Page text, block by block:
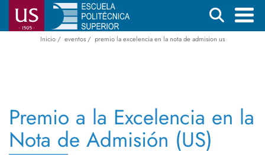
Pasar
Buscar
MenúInicio eventos premio la excelencia en la nota de admision us
Premio a la Excelencia en la
Nota de Admisión (US)